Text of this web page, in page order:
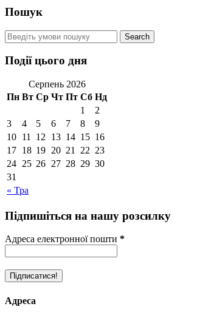
Пошук
Події цього дня
Серпень 2026
Пн Вт Ср Чт Пт Сб Нд
« Тра
1
2
3
4 5 6 7 8
9
10 11 12 13 14 15 16
17 18 19 20 21 22 23
24 25 26 27 28 29 30
31
Підпишіться на нашу розсилку
Адреса електронної пошти *
Адреса